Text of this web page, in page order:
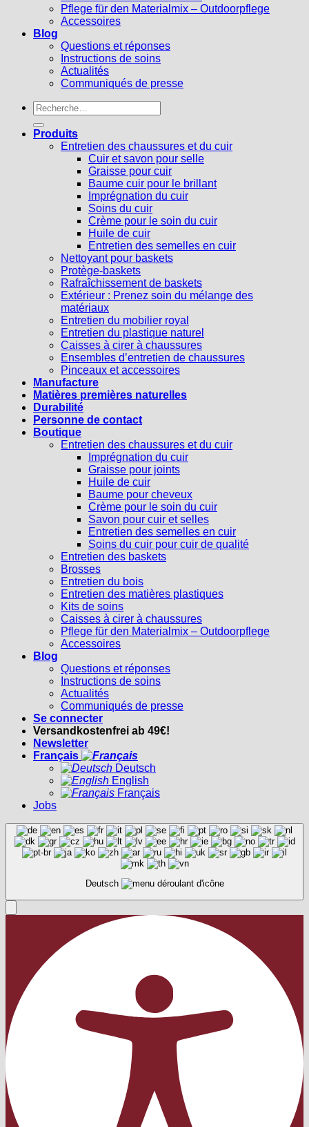
Pflege für den Materialmix – Outdoorpflege
Accessoires
Blog
Questions et réponses
Instructions de soins
Actualités
Communiqués de presse
Recherche
pour :
Produits
Entretien des chaussures et du cuir
Cuir et savon pour selle
Graisse pour cuir
Baume cuir pour le brillant
Imprégnation du cuir
Soins du cuir
Crème pour le soin du cuir
Huile de cuir
Entretien des semelles en cuir
Nettoyant pour baskets
Protège-baskets
Rafraîchissement de baskets
Extérieur : Prenez soin du mélange des
matériaux
Entretien du mobilier royal
Entretien du plastique naturel
Caisses à cirer à chaussures
Ensembles d’entretien de chaussures
Pinceaux et accessoires
Manufacture
Matières premières naturelles
Durabilité
Personne de contact
Boutique
Entretien des chaussures et du cuir
Imprégnation du cuir
Graisse pour joints
Huile de cuir
Baume pour cheveux
Crème pour le soin du cuir
Savon pour cuir et selles
Entretien des semelles en cuir
Soins du cuir pour cuir de qualité
Entretien des baskets
Brosses
Entretien du bois
Entretien des matières plastiques
Kits de soins
Caisses à cirer à chaussures
Pflege für den Materialmix – Outdoorpflege
Accessoires
Blog
Questions et réponses
Instructions de soins
Actualités
Communiqués de presse
Se connecter
Versandkostenfrei ab 49€!
Newsletter
Français
Deutsch
English
Français
Jobs
Deutsch